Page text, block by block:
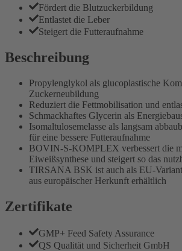
Fördert die Blutzuckerbildung
Entlastet die Leber
Steigert die Futteraufnahme
Beschreibung
Propylenglykol als glucoplastische
Zuckerneubildung
Reduziert die Fettmobilisation und
Schmackhaftes Glycerin als
Isomaltulosemelasse als langsam
für eine bessere Futteraufnahme
BOVIN-S-KOMPLEX verbessert die
Eiweißsynthese und steigert so das
TIRSANA BSK ist auch als EU-
aus europäischer Herkunft erhältlich
Zertifikate
GMP+ Feed Safety Assurance
QS Qualität und Sicherheit GmbH